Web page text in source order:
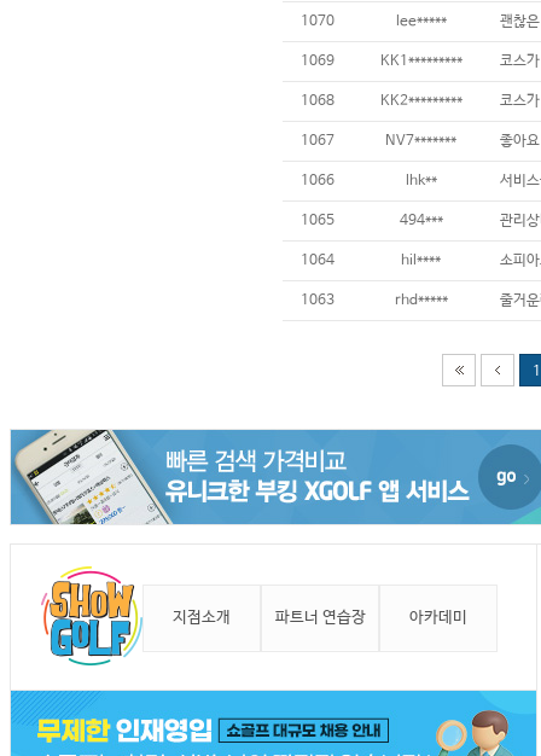
1070 lee*****
1069 KK1*********
1068 KK2*********
1067 NV7******* 좋아
1066 lhk**
1065 494*** 관리
1064 hil**** 소피
1063 rhd***** 줄거
1
지점소개 파트너 연습장 아카데미